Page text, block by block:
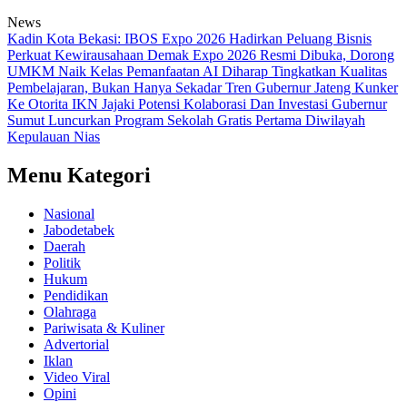
News
Kadin Kota Bekasi: IBOS Expo 2026 Hadirkan Peluang Bisnis
Perkuat Kewirausahaan Demak Expo 2026 Resmi Dibuka, Dorong
UMKM Naik Kelas Pemanfaatan AI Diharap Tingkatkan Kualitas
Pembelajaran, Bukan Hanya Sekadar Tren Gubernur Jateng Kunker
Ke Otorita IKN Jajaki Potensi Kolaborasi Dan Investasi Gubernur
Sumut Luncurkan Program Sekolah Gratis Pertama Diwilayah
Kepulauan Nias
Menu Kategori
Nasional
Jabodetabek
Daerah
Politik
Hukum
Pendidikan
Olahraga
Pariwisata & Kuliner
Advertorial
Iklan
Video Viral
Opini